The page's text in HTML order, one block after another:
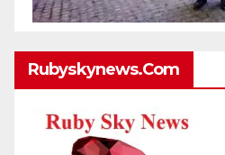
Rubyskynews.com